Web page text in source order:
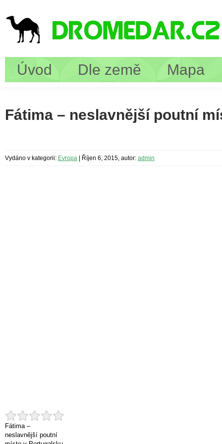
Úvod Dle země Mapa
Fátima – neslavnější poutní
Vydáno v kategorii: Evropa Říjen 6, 2015, autor: admin
Fátima –
neslavnější poutní